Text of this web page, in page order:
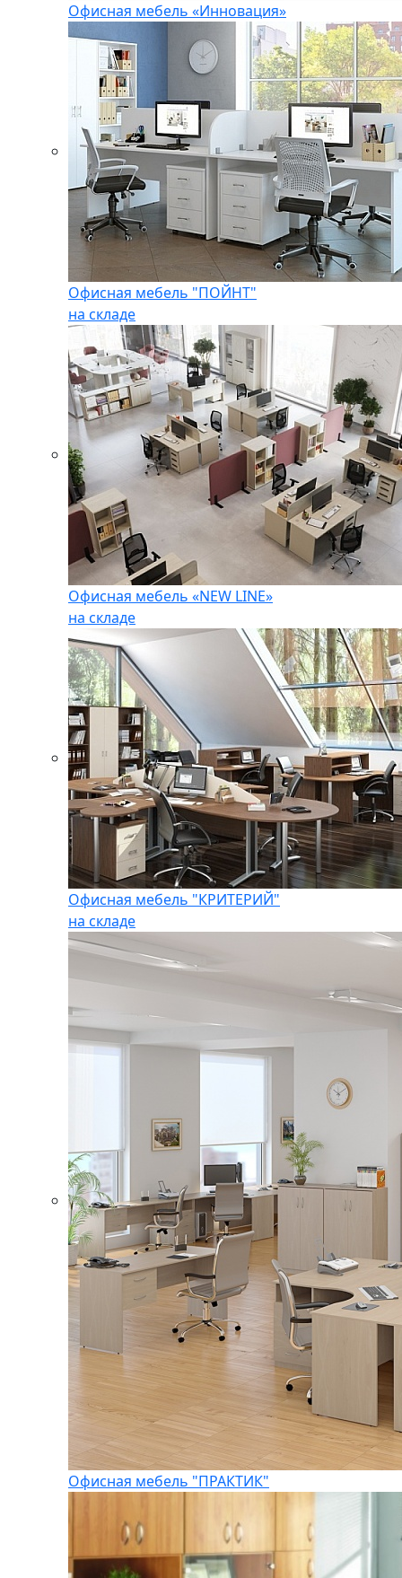
Офисная мебель «Инновация»
Офисная мебель "ПОЙНТ"
на складе
Офисная мебель «NEW LINE»
на складе
Офисная мебель "КРИТЕРИЙ"
на складе
Офисная мебель "ПРАКТИК"